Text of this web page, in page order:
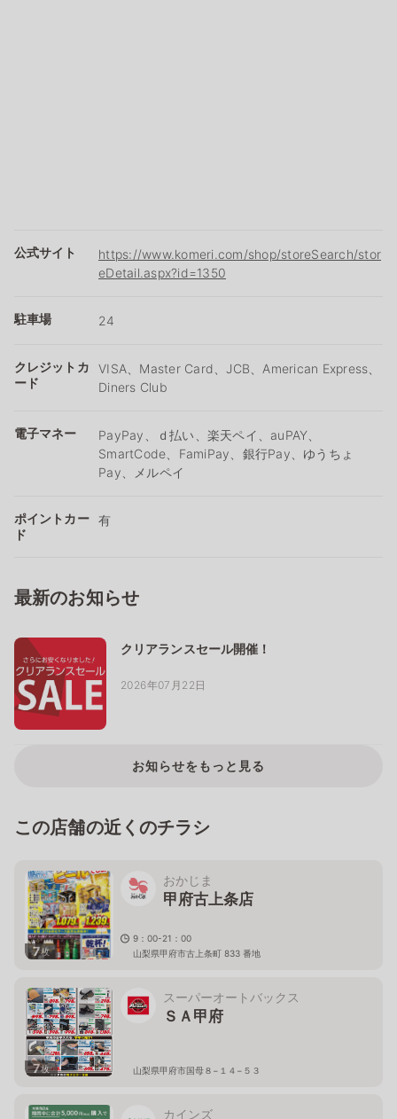
公式サイト
https://www.komeri.com/shop/storeSearch/stor
eDetail.aspx?id=1350
駐車場 24
クレジットカ
ード
VISA、Master Card、JCB、American Express、
Diners Club
電子マネー
PayPay、ｄ払い、楽天ペイ、auPAY、
SmartCode、FamiPay、銀行Pay、ゆうちょ
Pay、メルペイ
ポイントカー
ド
有
最新のお知らせ
クリアランスセール開催！
2026年07月22日
お知らせをもっと見る
この店舗の近くのチラシ
7枚
おかじま
甲府古上条店
9：00-21：00
山梨県甲府市古上条町 833 番地
7枚
スーパーオートバックス
ＳＡ甲府
山梨県甲府市国母８−１４−５３
カインズ